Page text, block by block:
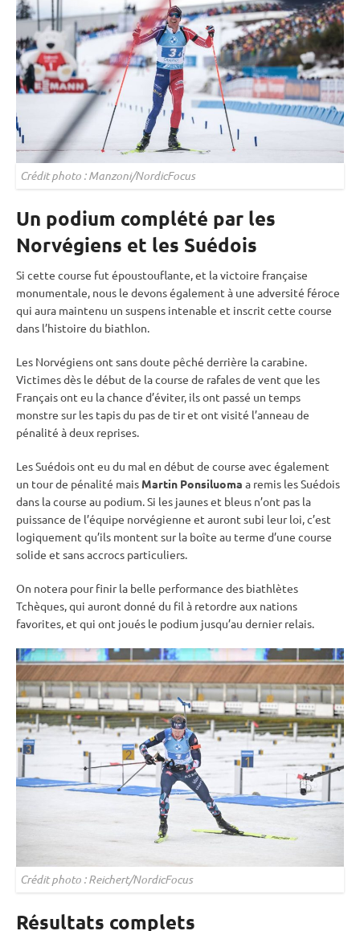
Crédit photo : Manzoni/NordicFocus
Un podium complété par les
Norvégiens et les Suédois
Si cette course fut époustouflante, et la victoire française
monumentale, nous le devons également à une adversité féroce
qui aura maintenu un suspens intenable et inscrit cette course
dans l’histoire du biathlon.
Les Norvégiens ont sans doute pêché derrière lacarabine.
Victimes dès le début de la course de rafales de vent que les
Français ont eu la chance d’éviter, ils ont passé un temps
monstre sur les tapisdu pas de tiret ont visité l’anneau de
pénalité à deux reprises.
Les Suédois ont eu du mal en début de course avec également
un tour de pénalité mais Martin Ponsiluoma a remis les Suédois
dans la course au podium. Si les jaunes et bleus n’ont pas la
puissance de l’équipe norvégienne et auront subi leur loi, c’est
logiquement qu’ils montent sur la boîte au terme d’une course
solide et sans accrocs particuliers.
On notera pour finir la belle performance des biathlètes
Tchèques, qui auront donné du fil à retordre aux nations
favorites, et qui ont joués le podium jusqu’au dernierrelais.
Crédit photo : Reichert/NordicFocus
Résultats complets